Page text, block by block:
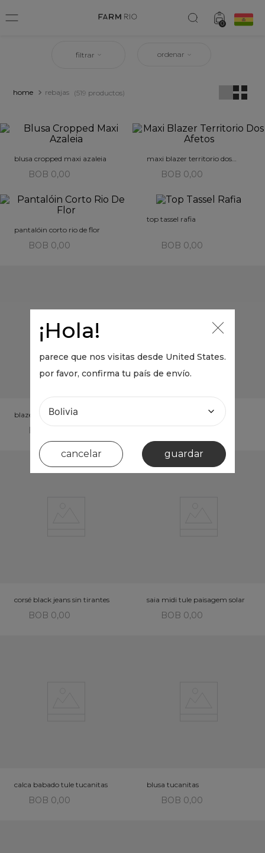
0
¡Hola!
parece que nos visitas desde United States.
por favor, confirma tu país de envío.
cancelar guardar
filtrar ordenar
rebajas 519 productos
blusa cropped maxi azaleia
BOB 0,00
maxi blazer territorio dos
BOB 0,00
pantalóin corto rio de flor
BOB 0,00
top tassel rafia
BOB 0,00
blazer floral vintage
BOB 0,00
top franjas alcinhas
corsé black jeans sin tirantes
BOB 0,00
saia midi tule paisagem solar
BOB 0,00
calca babado tule tucanitas
BOB 0,00
blusa tucanitas
BOB 0,00